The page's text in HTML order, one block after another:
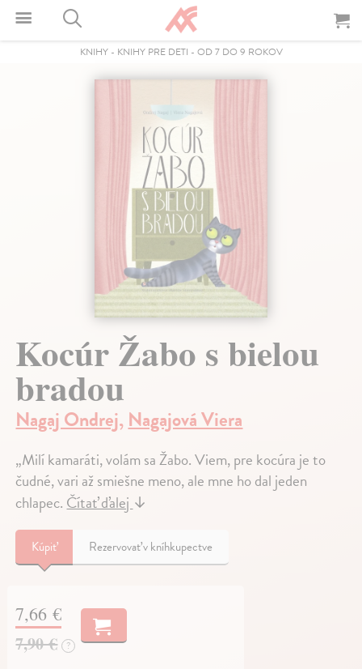
KNIHY- KNIHY PRE DETI - OD 7 DO 9 ROKOV
Kocúr Žabo s bielou
bradou
Nagaj Ondrej,Nagajová Viera
„Milí kamaráti, volám sa Žabo. Viem, pre kocúra je to
čudné, vari až smiešne meno, ale mne ho dal jeden
chlapec.Čítať ďalej↓
Kúpiť Rezervovať v kníhkupectve
7,66 €
7,90 € ?